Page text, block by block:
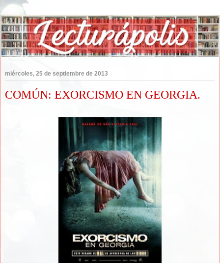
miércoles, 25 de septiembre de 2013
COMÚN: EXORCISMO EN GEORGIA.